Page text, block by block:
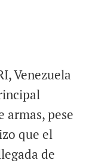
Venezuela
pese
que el
de